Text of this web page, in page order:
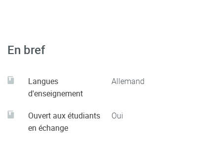
En bref
Langues
d'enseignement
Allemand
Ouvert aux étudiants
en échange
Oui